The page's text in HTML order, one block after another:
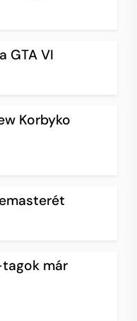
GTA VI
Korbyko
már